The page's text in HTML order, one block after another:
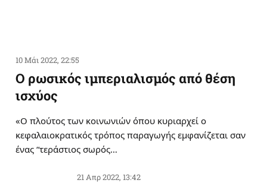
10 Μάι 2022, 22:55
Ο ρωσικός ιμπεριαλισμός από θέση
ισχύος
«Ο πλούτος των κοινωνιών όπου κυριαρχεί ο
κεφαλαιοκρατικός τρόπος παραγωγής εμφανίζεται σαν
ένας “τεράστιος σωρός…
21 Απρ 2022, 13:42